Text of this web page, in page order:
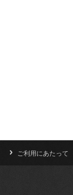
ご利用にあたって